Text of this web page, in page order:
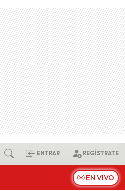
ENTRAR REGÍSTRATE
EN VIVO